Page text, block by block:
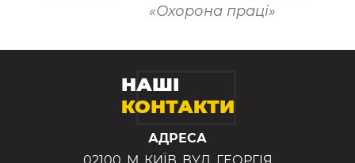
«Охорона праці»
НАШІ
КОНТАКТИ
АДРЕСА